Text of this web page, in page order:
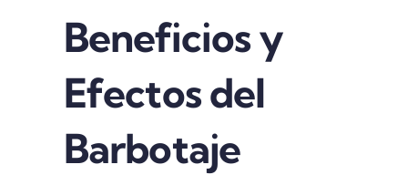
Beneficios y
Efectos del
Barbotaje